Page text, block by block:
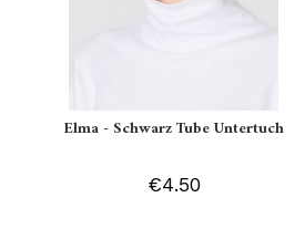
Elma - Schwarz Tube Untertuch
€4.50